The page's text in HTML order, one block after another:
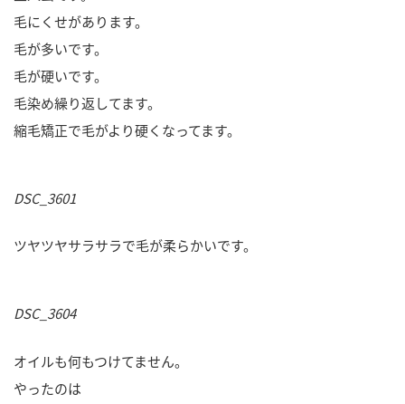
毛にくせがあります。
毛が多いです。
毛が硬いです。
毛染め繰り返してます。
縮毛矯正で毛がより硬くなってます。
DSC_3601
ツヤツヤサラサラで毛が柔らかいです。
DSC_3604
オイルも何もつけてません。
やったのは